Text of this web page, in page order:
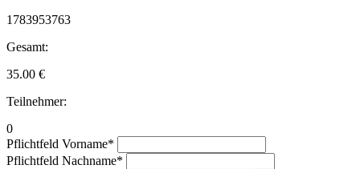
1783953763
Gesamt:
35.00 €
Teilnehmer:
0
Pflichtfeld Vorname*
Pflichtfeld Nachname*